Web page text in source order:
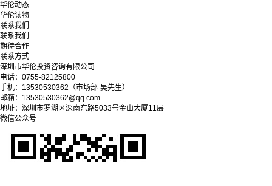
华伦动态
华伦读物
联系我们
联系我们
期待合作
联系方式
深圳市华伦投资咨询有限公司
电话：0755-82125800
手机：13530530362（市场部-吴先生）
邮箱：13530530362@qq.com
地址：深圳市罗湖区深南东路5033号金山大厦11层
微信公众号